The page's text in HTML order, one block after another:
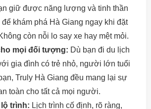
giữ được năng lượng và tinh thần
khám phá Hà Giang ngay khi đặt
còn nỗi lo say xe hay mệt mỏi.
mọi đối tượng: Dù bạn đi du lịch
gia đình có trẻ nhỏ, người lớn tuổi
Truly Hà Giang đều mang lại sự
toàn cho tất cả mọi người.
trình: Lịch trình cố định, rõ ràng,